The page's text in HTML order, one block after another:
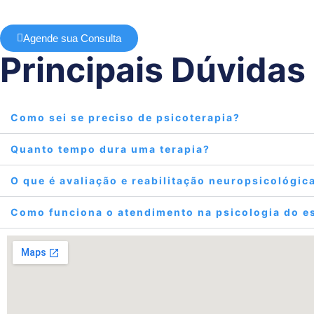
Agende sua Consulta
Principais Dúvidas
Como sei se preciso de psicoterapia?
Quanto tempo dura uma terapia?
O que é avaliação e reabilitação
Como funciona o atendimento na psicologia do